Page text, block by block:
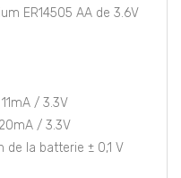
ER14505 AA de 3.6V
/ 3.3V
/ 3.3V
de la batterie ± 0,1 V